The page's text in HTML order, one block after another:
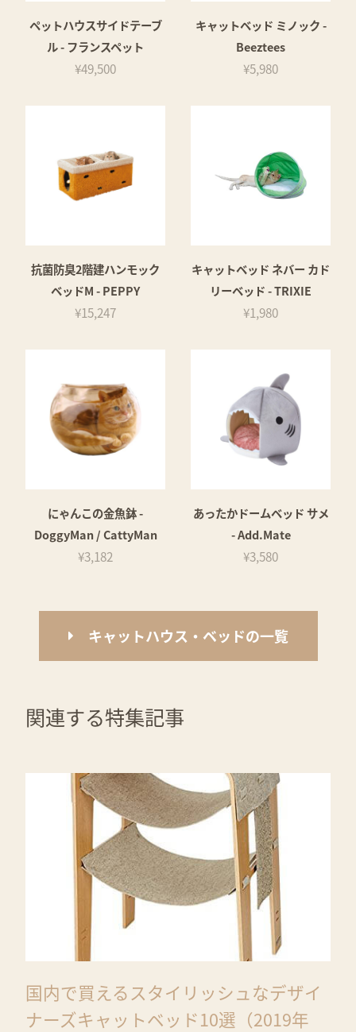
ペットハウスサイドテーブ
ル - フランスペット
¥49,500
キャットベッド ミノック -
Beeztees
¥5,980
抗菌防臭2階建ハンモック
ベッドM - PEPPY
¥15,247
キャットベッド ネバー カド
リーベッド - TRIXIE
¥1,980
にゃんこの金魚鉢 -
DoggyMan / CattyMan
¥3,182
あったかドームベッド サメ
- Add.Mate
¥3,580
キャットハウス・ベッドの一覧
関連する特集記事
国内で買えるスタイリッシュなデザイ
ナーズキャットベッド10選（2019年